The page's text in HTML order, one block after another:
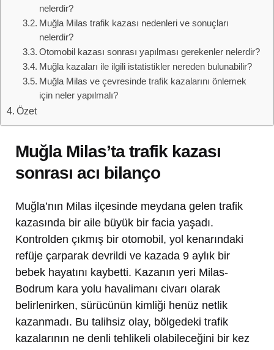
nelerdir?
Muğla Milas trafik kazası nedenleri ve sonuçları
nelerdir?
Otomobil kazası sonrası yapılması gerekenler nelerdir?
Muğla kazaları ile ilgili istatistikler nereden bulunabilir?
Muğla Milas ve çevresinde trafik kazalarını önlemek
için neler yapılmalı?
Özet
Muğla Milas’ta trafik kazası
sonrası acı bilanço
Muğla’nın Milas ilçesinde meydana gelen trafik
kazasında bir aile büyük bir facia yaşadı.
Kontrolden çıkmış bir otomobil, yol kenarındaki
refüje çarparak devrildi ve kazada 9 aylık bir
bebek hayatını kaybetti. Kazanın yeri Milas-
Bodrum kara yolu havalimanı civarı olarak
belirlenirken, sürücünün kimliği henüz netlik
kazanmadı. Bu talihsiz olay, bölgedeki trafik
kazalarının ne denli tehlikeli olabileceğini bir kez